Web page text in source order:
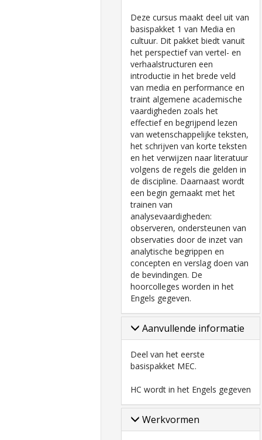
Deze cursus maakt deel uit van
basispakket 1 van Media en
cultuur. Dit pakket biedt vanuit
het perspectief van vertel- en
verhaalstructuren een
introductie in het brede veld
van media en performance en
traint algemene academische
vaardigheden zoals het
effectief en begrijpend lezen
van wetenschappelijke teksten,
het schrijven van korte teksten
en het verwijzen naar literatuur
volgens de regels die gelden in
de discipline. Daarnaast wordt
een begin gemaakt met het
trainen van
analysevaardigheden:
observeren, ondersteunen van
observaties door de inzet van
analytische begrippen en
concepten en verslag doen van
de bevindingen. De
hoorcolleges worden in het
Engels gegeven.
Aanvullende informatie
Deel van het eerste
basispakket MEC.
HC wordt in het Engels gegeven
Werkvormen